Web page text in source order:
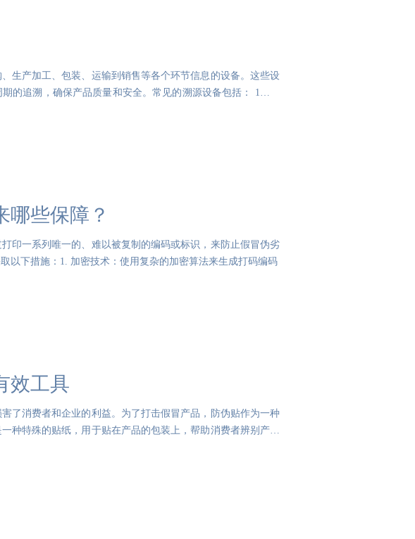
生产加工、包装、运输到销售等各个环节信息的设备。这些设
的追溯，确保产品质量和安全。常见的溯源设备包括： 1、条
哪些保障？
印一系列唯一的、难以被复制的编码或标识，来防止假冒伪劣
以下措施：1. 加密技术：使用复杂的加密算法来生成打码编码
效工具
了消费者和企业的利益。为了打击假冒产品，防伪贴作为一种
种特殊的贴纸，用于贴在产品的包装上，帮助消费者辨别产品